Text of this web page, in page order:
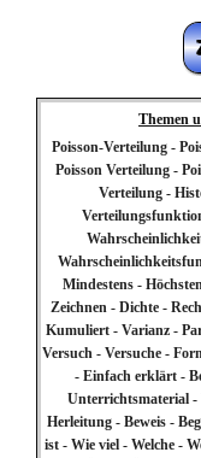
Themen
Poisson-Verteilung -
Poisson Verteilung -
Verteilung -
Mindestens -
Zeichnen - Dichte -
Kumuliert - Varianz -
Versuch - Versuche -
- Einfach erklärt -
Unterrichtsmaterial
Herleitung - Beweis -
ist - Wie viel - Welche -